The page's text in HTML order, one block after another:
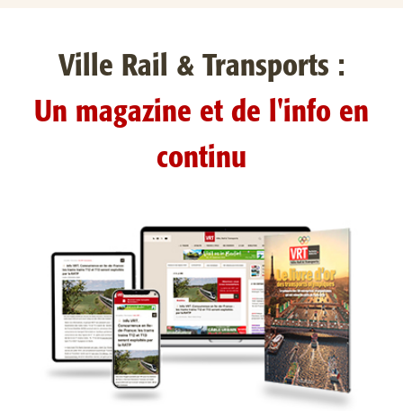
Ville Rail & Transports :
Un magazine et de l'info en
continu